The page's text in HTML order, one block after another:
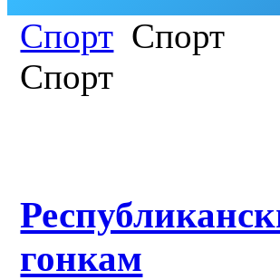
Спорт Спорт
Спорт
гонкам